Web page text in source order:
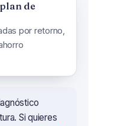
de
por retorno,
Si quieres